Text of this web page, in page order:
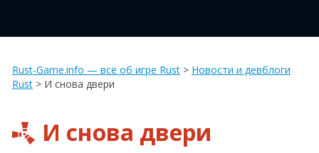
Rust-Game.info — всё об игре Rust > Новости и девблоги
Rust > И снова двери
И снова двери